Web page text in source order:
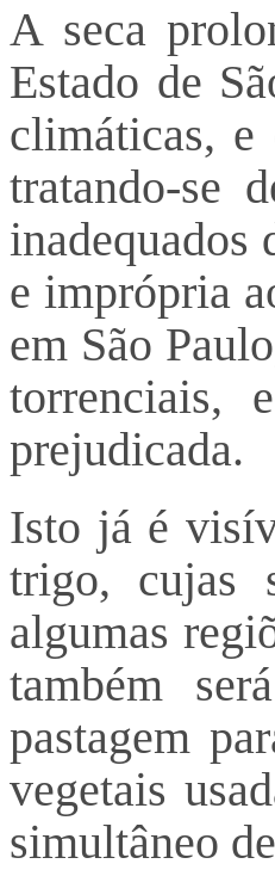
A seca
Estado de
climáticas, e
tratando-se
inadequados
e imprópria
em São
torrenciais,
prejudicada.
Isto já é
trigo, cujas
algumas
também
pastagem
vegetais
simultâneo